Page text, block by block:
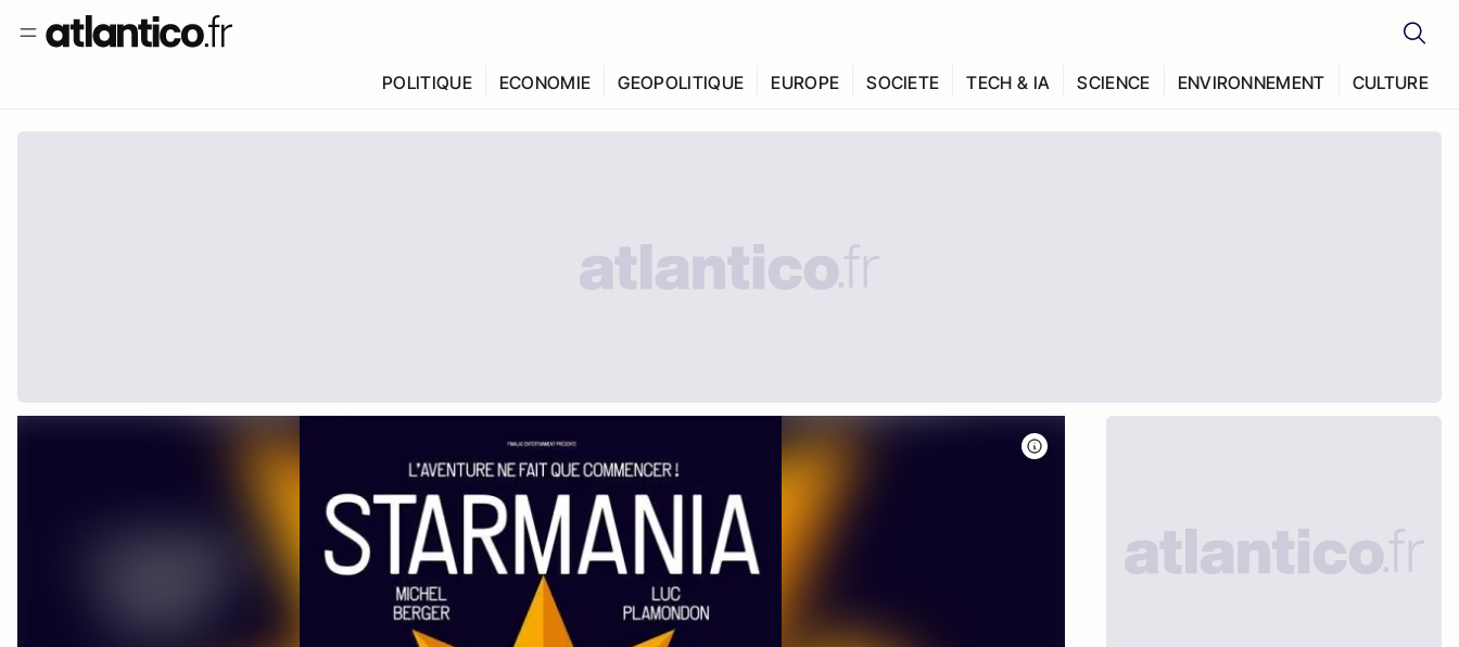
POLITIQUE ECONOMIE GEOPOLITIQUE EUROPE SOCIETE TECH & IA SCIENCE ENVIRONNEMENT CULTURE